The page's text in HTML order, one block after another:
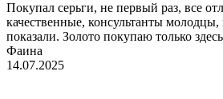
Покупал серьги, не первый раз, все
качественные, консультанты молодцы,
показали. Золото покупаю только
Фаина
14.07.2025